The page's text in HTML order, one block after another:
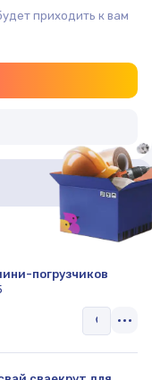
приходить к вам
погрузчиков